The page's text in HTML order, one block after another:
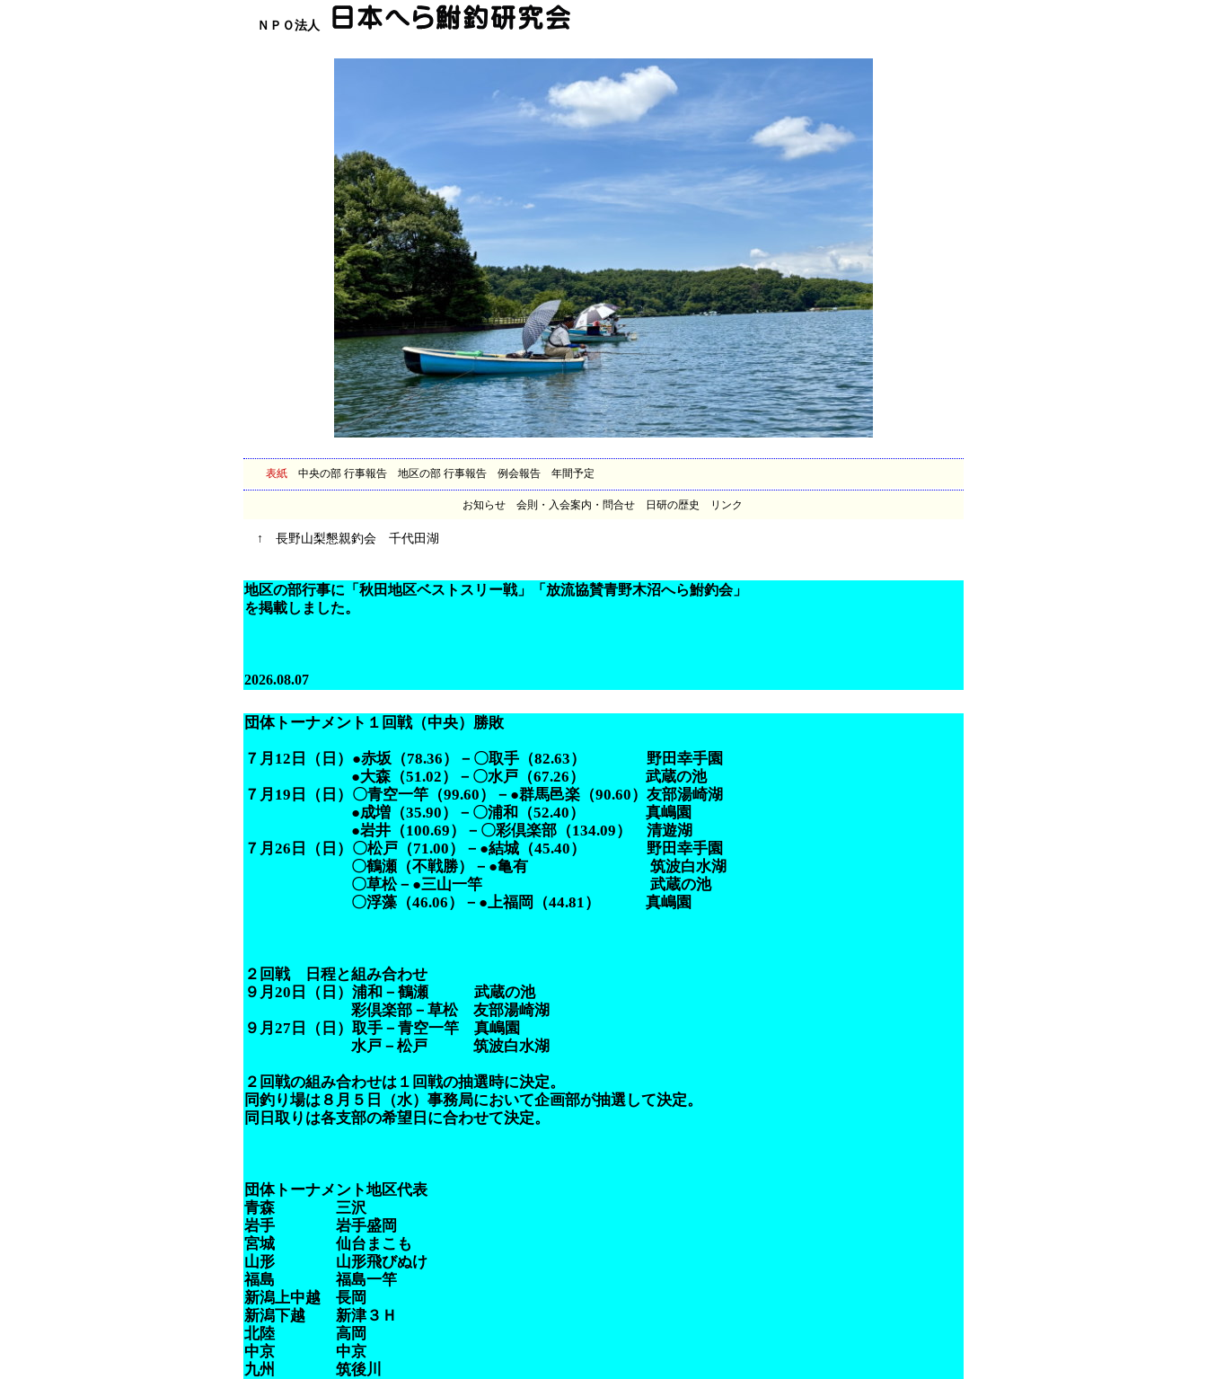
ＮＰＯ法人
表紙 中央の部 行事報告 地区の部 行事報告 例会報告 年間予定
お知らせ 会則・入会案内・問合せ 日研の歴史 リンク
↑ 長野山梨懇親釣会 千代田湖
地区の部行事に「秋田地区ベストスリー戦」「放流協賛青野木沼へら鮒釣会」
を掲載しました。
2026.08.07
団体トーナメント１回戦（中央）勝敗
７月12日（日）●赤坂（78.36）－〇取手（82.63） 野田幸手園
●大森（51.02）－〇水戸（67.26） 武蔵の池
７月19日（日）〇青空一竿（99.60）－●群馬邑楽（90.60）友部湯崎湖
●成増（35.90）－〇浦和（52.40） 真嶋園
●岩井（100.69）－〇彩倶楽部（134.09） 清遊湖
７月26日（日）〇松戸（71.00）－●結城（45.40） 野田幸手園
〇鶴瀬（不戦勝）－●亀有 筑波白水湖
〇草松－●三山一竿 武蔵の池
〇浮藻（46.06）－●上福岡（44.81） 真嶋園
２回戦 日程と組み合わせ
９月20日（日）浦和－鶴瀬 武蔵の池
彩倶楽部－草松 友部湯崎湖
９月27日（日）取手－青空一竿 真嶋園
水戸－松戸 筑波白水湖
２回戦の組み合わせは１回戦の抽選時に決定。
同釣り場は８月５日（水）事務局において企画部が抽選して決定。
同日取りは各支部の希望日に合わせて決定。
団体トーナメント地区代表
青森 三沢
岩手 岩手盛岡
宮城 仙台まこも
山形 山形飛びぬけ
福島 福島一竿
新潟上中越 長岡
新潟下越 新津３Ｈ
北陸 高岡
中京 中京
九州 筑後川